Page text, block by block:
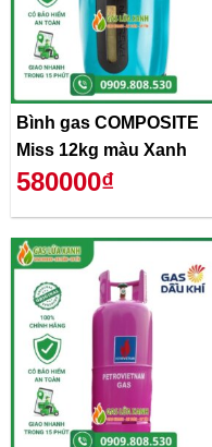
Bình gas COMPOSITE
Miss 12kg màu Xanh
580000₫